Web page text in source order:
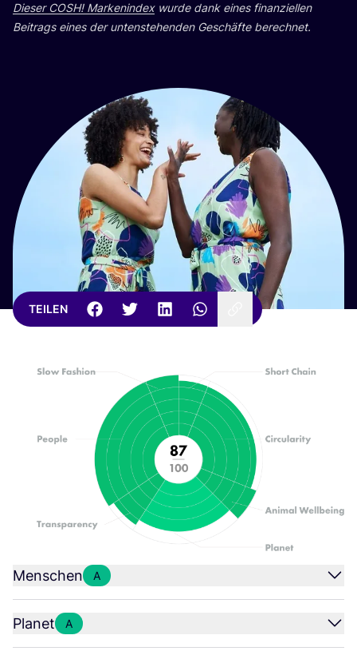
Die­ser COSH! Mar­ken­in­dexwur­de dank eines finan­zi­el­len
Bei­trags eines der unten­ste­hen­den Geschäf­te berechnet.
TEILEN
Menschen A
Planet A